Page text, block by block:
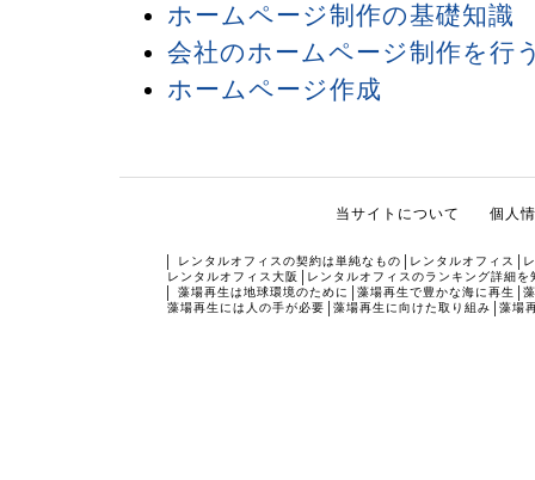
ホームページ制作の基礎知識
会社のホームページ制作を行
ホームページ作成
当サイトについて 個人
レンタルオフィスの契約は単純なもの レンタルオフィス
レンタルオフィス大阪
レンタルオフィスのランキング詳細を
藻場再生は地球環境のために
藻場再生で豊かな海に再生
藻場再生には人の手が必要
藻場再生に向けた取り組み 藻場